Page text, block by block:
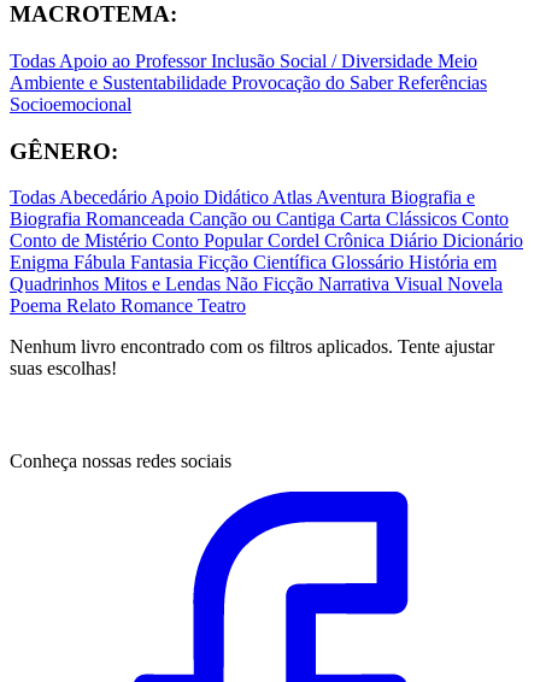
MACROTEMA:
Todas Apoio ao ProfessorInclusão Social / Diversidade Meio
Ambiente e Sustentabilidade Provocação do SaberReferências
Socioemocional
GÊNERO:
TodasAbecedárioApoio DidáticoAtlasAventura Biografia e
Biografia Romanceada Canção ou Cantiga Carta Clássicos Conto
Conto de Mistério Conto PopularCordel Crônica Diário Dicionário
Enigma Fábula Fantasia Ficção Científica Glossário História em
Quadrinhos Mitos e Lendas Não Ficção Narrativa Visual Novela
Poema Relato Romance Teatro
Nenhum livro encontrado com os filtros aplicados. Tente ajustar
suas escolhas!
Conheça nossas redes sociais